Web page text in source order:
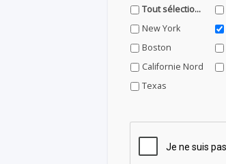
Tout sélectionner
New York
Boston
Californie Nord
Texas